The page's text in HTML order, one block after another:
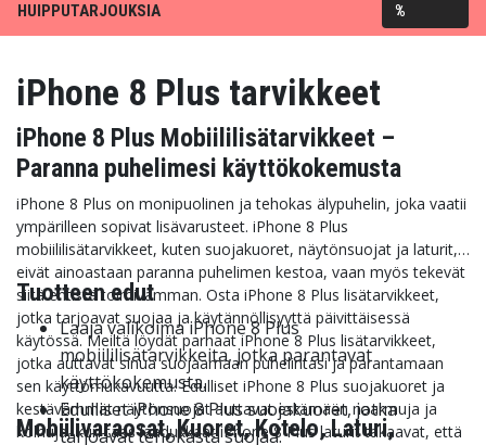
HUIPPUTARJOUKSIA
%
iPhone 8 Plus tarvikkeet
iPhone 8 Plus Mobiililisätarvikkeet –
Paranna puhelimesi käyttökokemusta
iPhone 8 Plus on monipuolinen ja tehokas älypuhelin, joka vaatii
ympärilleen sopivat lisävarusteet. iPhone 8 Plus
mobiililisätarvikkeet, kuten suojakuoret, näytönsuojat ja laturit,
eivät ainoastaan paranna puhelimen kestoa, vaan myös tekevät
siitä entistä toimivamman. Osta iPhone 8 Plus lisätarvikkeet,
jotka tarjoavat suojaa ja käytännöllisyyttä päivittäisessä
käytössä. Meiltä löydät parhaat iPhone 8 Plus lisätarvikkeet,
jotka auttavat sinua suojaamaan puhelintasi ja parantamaan
sen käyttömukavuutta. Edulliset iPhone 8 Plus suojakuoret ja
kestävämmät näytönsuojat auttavat estämään naarmuja ja
kolhuja, kun taas laadukkaat iPhone 8 Plus laturit takaavat, että
Tuotteen edut
Laaja valikoima iPhone 8 Plus
mobiililisätarvikkeita, jotka parantavat
käyttökokemusta.
Edulliset iPhone 8 Plus suojakuoret, jotka
tarjoavat tehokasta suojaa.
Mobiilivaraosat, Kuoret, Kotelo, Laturi,